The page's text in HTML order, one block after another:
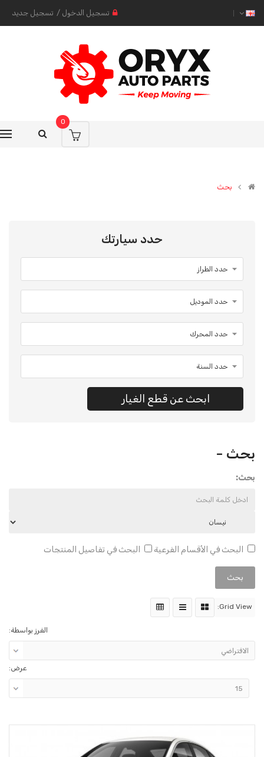
تسجيل الدخول / تسجيل جديد
0
بحث
حدد سيارتك
ابحث عن قطع الغيار
بحث -
بحث:
البحث في الأقسام الفرعية البحث في تفاصيل المنتجات
Grid View:
الفرز بواسطة:
عرض: